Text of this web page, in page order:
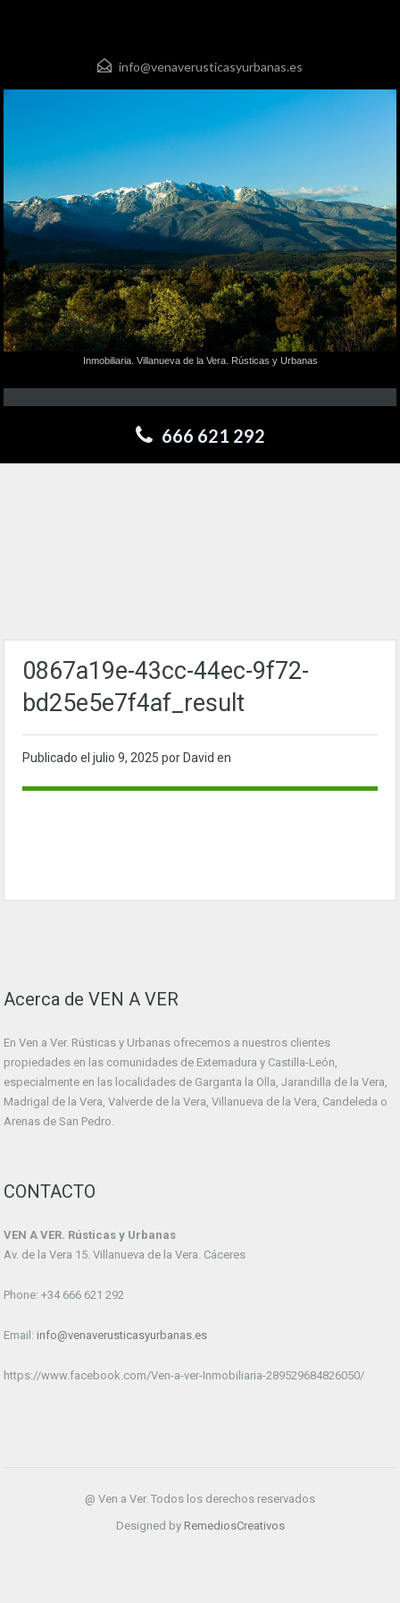
info@venaverusticasyurbanas.es
Inmobiliaria. Villanueva de la Vera. Rústicas y Urbanas
666 621 292
0867a19e-43cc-44ec-9f72-
bd25e5e7f4af_result
Publicado el julio 9, 2025 por David en
Acerca de VEN A VER
En Ven a Ver. Rústicas y Urbanas ofrecemos a nuestros clientes
propiedades en las comunidades de Extemadura y Castilla-León,
especialmente en las localidades de Garganta la Olla, Jarandilla de la Vera,
Madrigal de la Vera, Valverde de la Vera, Villanueva de la Vera, Candeleda o
Arenas de San Pedro.
CONTACTO
VEN A VER. Rústicas y Urbanas
Av. de la Vera 15. Villanueva de la Vera. Cáceres
Phone: +34 666 621 292
Email: info@venaverusticasyurbanas.es
https://www.facebook.com/Ven-a-ver-Inmobiliaria-289529684826050/
@ Ven a Ver. Todos los derechos reservados
Designed by RemediosCreativos